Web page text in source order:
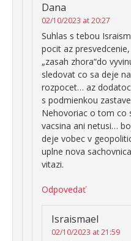
Dana
02/10/2023 at 20:27
Suhlas s tebou
pocit az
„zasah zhora“do
sledovat co sa deje
rozpocet… az
s podmienkou
Nehovoriac o tom co
vacsina ani netusi…
deje vobec v
uplne nova
vitazi.
Odpovedať
Israismael
02/10/2023 at 21:59